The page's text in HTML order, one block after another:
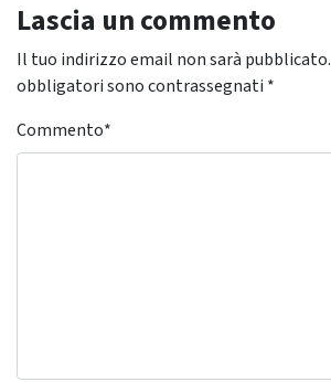
Lascia un commento
Il tuo indirizzo email non sarà pubblicato.
obbligatori sono contrassegnati *
Commento*